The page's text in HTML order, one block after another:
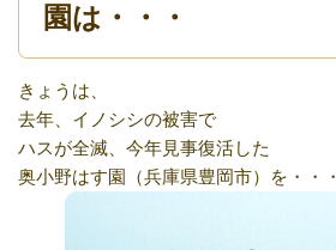
園は・・・
きょうは、
去年、イノシシの被害で
ハスが全滅、今年見事復活した
奥小野はす園（兵庫県豊岡市）を・・・